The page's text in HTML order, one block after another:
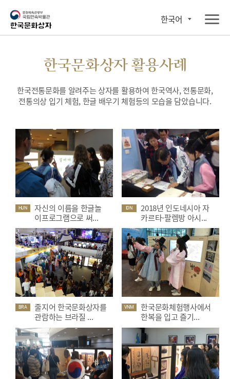
한국어
한국문화상자 활용사례
한국전통문화를 알려주는 상자를 활용하여 한국역사, 전통문화,
전통의상 입기 체험, 한글 배우기 체험등의 모습을 담았습니다.
HUN
자신의 이름을 한글놀
이프로그램으로 써...
IDN
2018년 인도네시아 자
카르타-팔렘방 아시...
BRA
줄지어 한국문화상자를
관람하는 브라질 ...
VNM
한국문화체험행사에서
한복을 입고 즐기...